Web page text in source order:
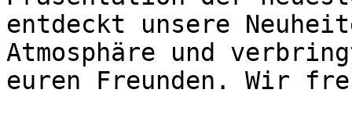
entdeckt unsere
Atmosphäre und
euren Freunden. Wir